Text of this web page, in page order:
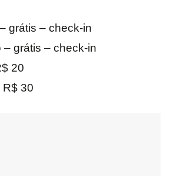
grátis – check-in
– grátis – check-in
20
R$ 30